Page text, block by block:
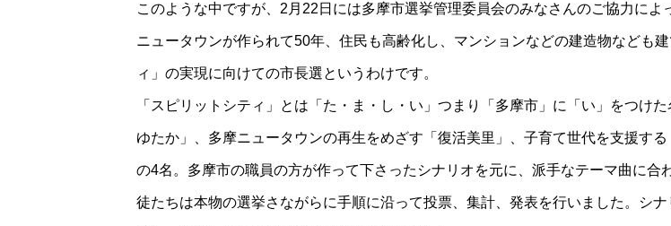
このような中ですが、2月22日には多摩市選挙管理委員会のみなさんのご協力に
ニュータウンが作られて50年、住民も高齢化し、マンションなどの建造物なども
ィ」の実現に向けての市長選というわけです。
「スピリットシティ」とは「た・ま・し・い」つまり「多摩市」に「い」をつけ
ゆたか」、多摩ニュータウンの再生をめざす「復活美里」、子育て世代を支援す
の4名。多摩市の職員の方が作って下さったシナリオを元に、派手なテーマ曲に
徒たちは本物の選挙さながらに手順に沿って投票、集計、発表を行いました。シ